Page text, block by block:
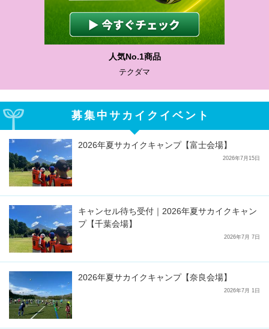
人気No.1商品
テクダマ
募集中サカイクイベント
2026年夏サカイクキャンプ【富士会場】
2026年7月15日
キャンセル待ち受付｜2026年夏サカイクキャン
プ【千葉会場】
2026年7月 7日
2026年夏サカイクキャンプ【奈良会場】
2026年7月 1日